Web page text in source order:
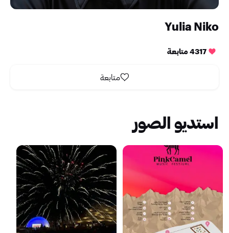
Yulia Niko
متابعة
استديو الصور